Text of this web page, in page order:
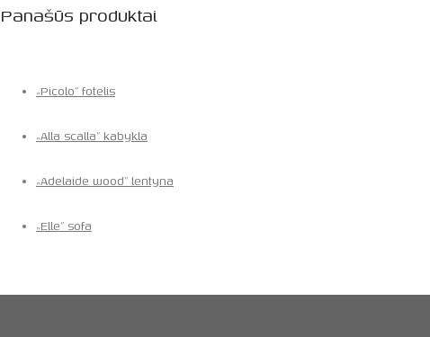
Panašūs produktai
„Picolo” fotelis
„Alla scalla” kabykla
„Adelaide wood” lentyna
„Elle” sofa